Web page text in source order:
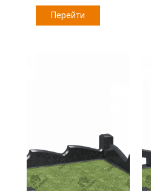
Перейти